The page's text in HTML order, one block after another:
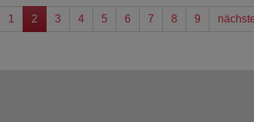
1 2 3 4 5 6 7 8 9